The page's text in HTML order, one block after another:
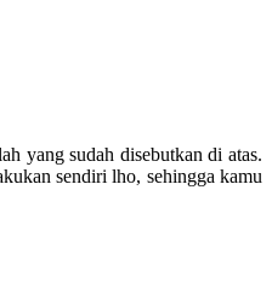
yang sudah disebutkan di atas.
sendiri lho, sehingga kamu